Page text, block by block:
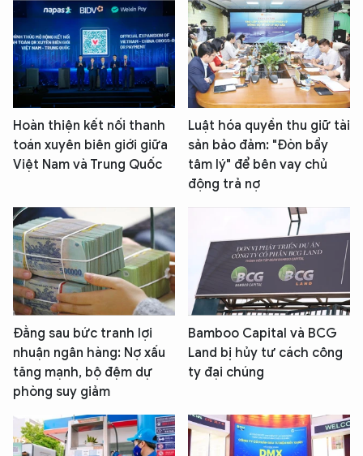
Hoàn thiện kết nối thanh
toán xuyên biên giới giữa
Việt Nam và Trung Quốc
Luật hóa quyền thu giữ tài
sản bảo đảm: "Đòn bẩy
tâm lý" để bên vay chủ
động trả nợ
Đằng sau bức tranh lợi
nhuận ngân hàng: Nợ xấu
tăng mạnh, bộ đệm dự
phòng suy giảm
Bamboo Capital và BCG
Land bị hủy tư cách công
ty đại chúng